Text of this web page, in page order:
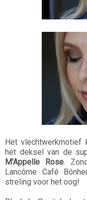
Het
het deksel van de
M'Appelle Rose.
Lancôme Café
streling voor het oog!